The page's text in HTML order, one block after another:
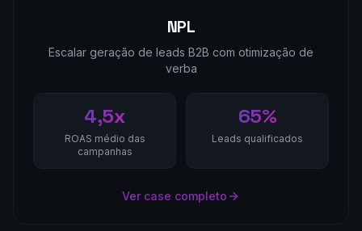
NPL
Escalar geração de leads B2B com otimização de
verba
4,5x
ROAS médio das
campanhas
65%
Leads qualificados
Ver case completo